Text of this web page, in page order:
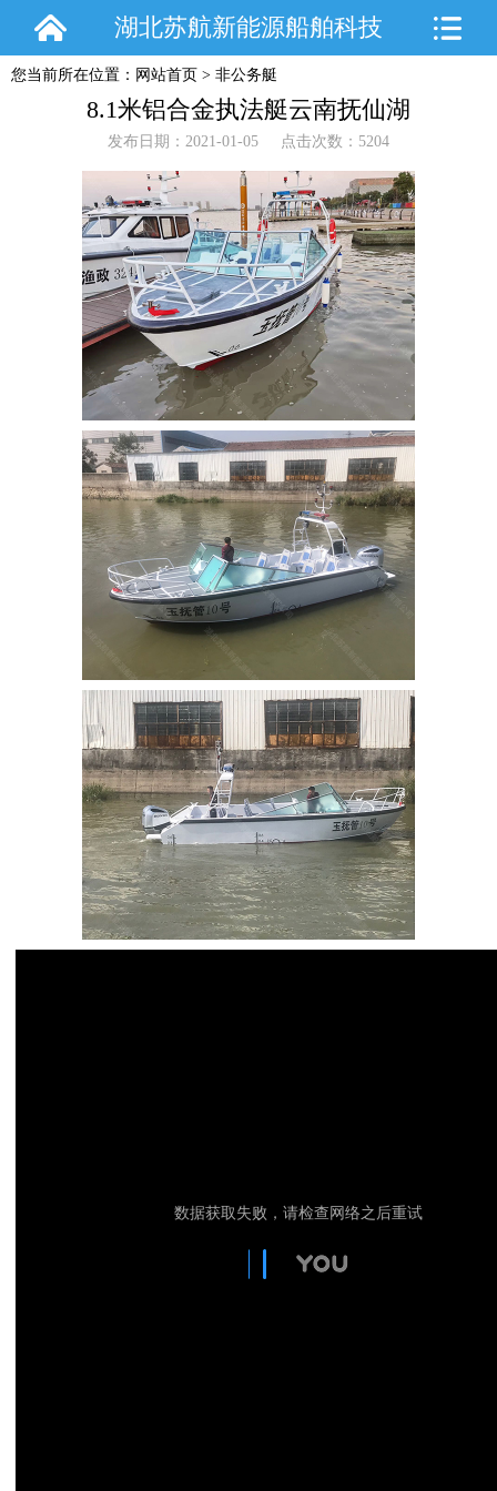
湖北苏航新能源船舶科技
有限公司
您当前所在位置： 网站首页 > 非公务艇
8.1米铝合金执法艇云南抚仙湖
发布日期：2021-01-05 点击次数：5204